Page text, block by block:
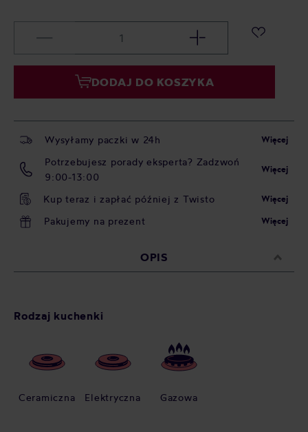
DODAJ DO KOSZYKA
Wysyłamy paczki w 24h Więcej
Potrzebujesz porady eksperta? Zadzwoń
9:00-13:00
Więcej
Kup teraz i zapłać później z Twisto Więcej
Pakujemy na prezent Więcej
OPIS
Rodzaj kuchenki
Ceramiczna Elektryczna Gazowa